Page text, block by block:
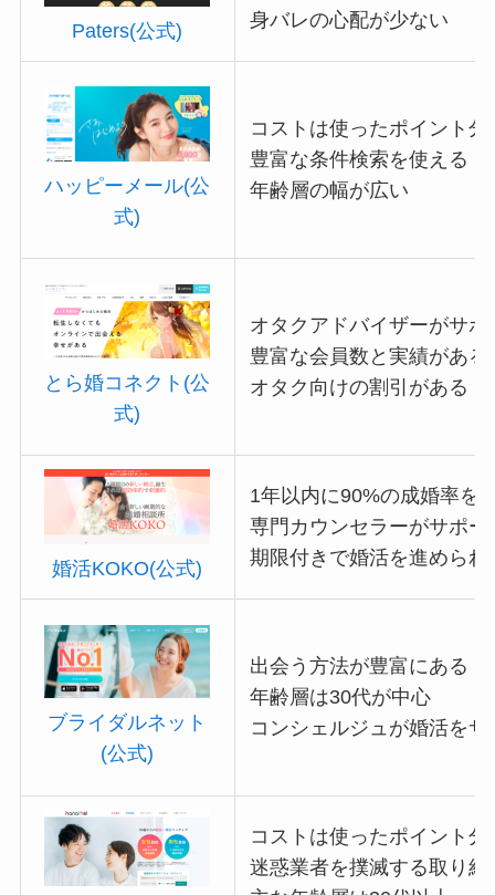
Paters(公式)
身バレの心配が少ない
ハッピーメール(公
式)
コストは使ったポイント分
豊富な条件検索を使える
年齢層の幅が広い
とら婚コネクト(公
式)
オタクアドバイザーがサ
豊富な会員数と実績がある
オタク向けの割引がある
婚活KOKO(公式)
1年以内に90%の成婚率を
専門カウンセラーがサポ
期限付きで婚活を進められ
ブライダルネット
(公式)
出会う方法が豊富にある
年齢層は30代が中心
コンシェルジュが婚活を
コストは使ったポイント分
迷惑業者を撲滅する取り